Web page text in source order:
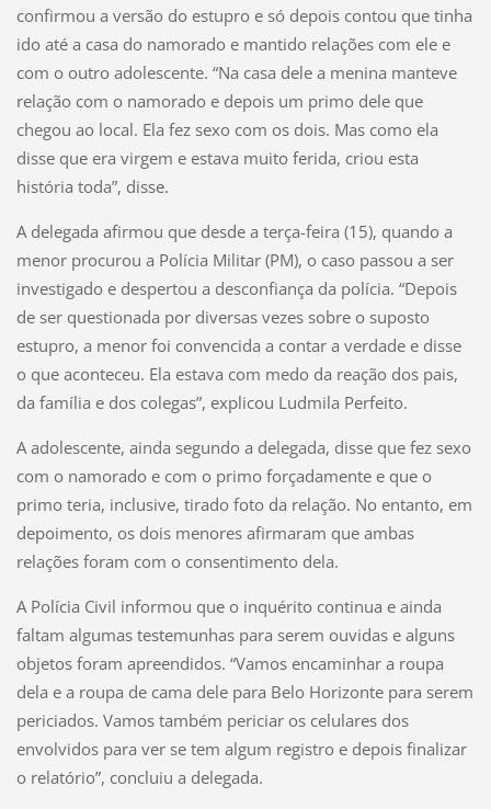
confirmou a versão do estupro e só depois contou que tinha
ido até a casa do namorado e mantido relações com ele e
com o outro adolescente. “Na casa dele a menina manteve
relação com o namorado e depois um primo dele que
chegou ao local. Ela fez sexo com os dois. Mas como ela
disse que era virgem e estava muito ferida, criou esta
história toda”, disse.
A delegada afirmou que desde a terça-feira (15), quando a
menor procurou a Polícia Militar (PM), o caso passou a ser
investigado e despertou a desconfiança da polícia. “Depois
de ser questionada por diversas vezes sobre o suposto
estupro, a menor foi convencida a contar a verdade e disse
o que aconteceu. Ela estava com medo da reação dos pais,
da família e dos colegas”, explicou Ludmila Perfeito.
A adolescente, ainda segundo a delegada, disse que fez sexo
com o namorado e com o primo forçadamente e que o
primo teria, inclusive, tirado foto da relação. No entanto, em
depoimento, os dois menores afirmaram que ambas
relações foram com o consentimento dela.
A Polícia Civil informou que o inquérito continua e ainda
faltam algumas testemunhas para serem ouvidas e alguns
objetos foram apreendidos. “Vamos encaminhar a roupa
dela e a roupa de cama dele para Belo Horizonte para serem
periciados. Vamos também periciar os celulares dos
envolvidos para ver se tem algum registro e depois finalizar
o relatório”, concluiu a delegada.